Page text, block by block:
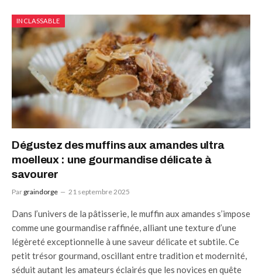
INCLASSABLE
Dégustez des muffins aux amandes ultra
moelleux : une gourmandise délicate à
savourer
Par graindorge 21 septembre 2025
Dans l’univers de la pâtisserie, le muffin aux amandes s’impose
comme une gourmandise raffinée, alliant une texture d’une
légèreté exceptionnelle à une saveur délicate et subtile. Ce
petit trésor gourmand, oscillant entre tradition et modernité,
séduit autant les amateurs éclairés que les novices en quête